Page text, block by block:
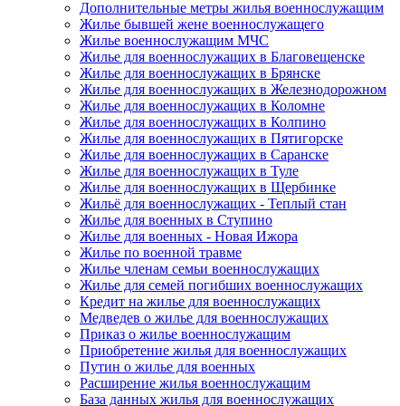
Дополнительные метры жилья военнослужащим
Жилье бывшей жене военнослужащего
Жилье военнослужащим МЧС
Жилье для военнослужащих в Благовещенске
Жилье для военнослужащих в Брянске
Жилье для военнослужащих в Железнодорожном
Жилье для военнослужащих в Коломне
Жилье для военнослужащих в Колпино
Жилье для военнослужащих в Пятигорске
Жилье для военнослужащих в Саранске
Жилье для военнослужащих в Туле
Жилье для военнослужащих в Щербинке
Жильё для военнослужащих - Теплый стан
Жилье для военных в Ступино
Жилье для военных - Новая Ижора
Жилье по военной травме
Жилье членам семьи военнослужащих
Жилье для семей погибших военнослужащих
Кредит на жилье для военнослужащих
Медведев о жилье для военнослужащих
Приказ о жилье военнослужащим
Приобретение жилья для военнослужащих
Путин о жилье для военных
Расширение жилья военнослужащим
База данных жилья для военнослужащих